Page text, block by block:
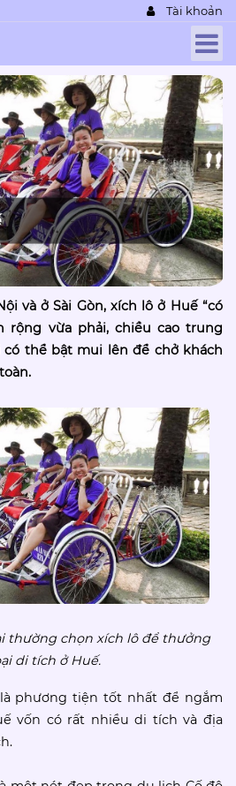
Tài khoản
và ở Sài Gòn, xích lô ở Huế “có
rộng vừa phải, chiều cao trung
thể bật mui lên để chở khách
thường chọn xích lô để thưởng
di tích ở Huế.
phương tiện tốt nhất để ngắm
vốn có rất nhiều di tích và địa